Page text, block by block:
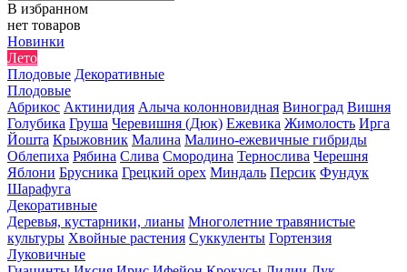
В избранном
нет товаров
Новинки
Лето
Плодовые Декоративные
Плодовые
Абрикос Актинидия Алыча колонновидная Виноград Вишня
Голубика Груша Черевишня (Дюк) Ежевика Жимолость Ирга
Йошта Крыжовник Малина Малино-ежевичные гибриды
Облепиха Рябина Слива Смородина Тернослива Черешня
Яблони Брусника Грецкий орех Миндаль Персик Фундук
Шарафуга
Декоративные
Деревья, кустарники, лианы Многолетние травянистые
культуры Хвойные растения Суккуленты Гортензия
Луковичные